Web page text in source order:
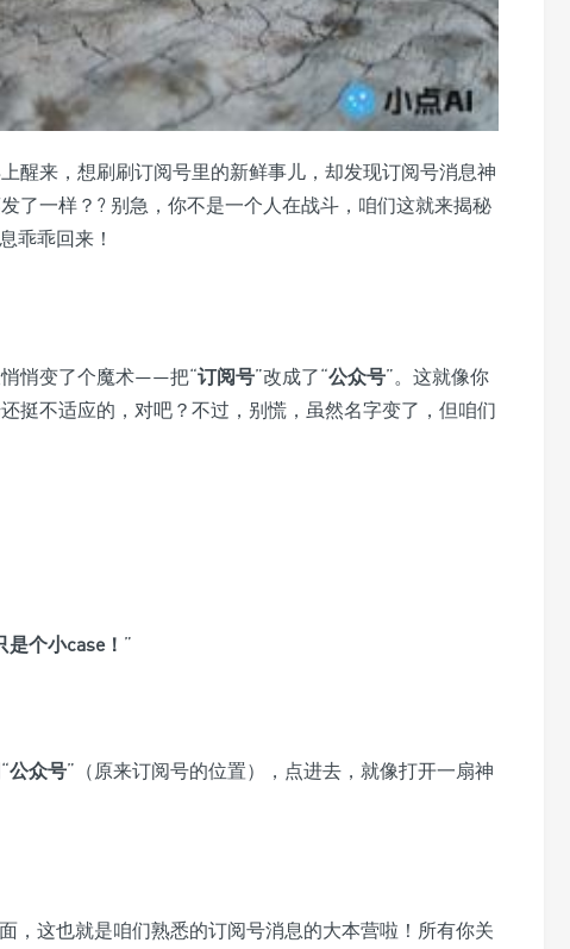
醒来，想刷刷订阅号里的新鲜事儿，却发现订阅号消息神
了一样？? 别急，你不是一个人在战斗，咱们这就来揭秘
乖乖回来！
悄变了个魔术——把“订阅号”改成了“公众号”。这就像你
挺不适应的，对吧？不过，别慌，虽然名字变了，但咱们
是个小case！ ”
公众号”（原来订阅号的位置），点进去，就像打开一扇神
，这也就是咱们熟悉的订阅号消息的大本营啦！所有你关